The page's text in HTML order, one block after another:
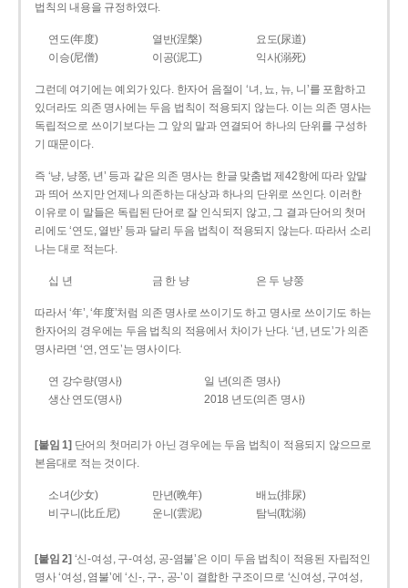
법칙의 내용을 규정하였다.
연도(年度) 열반(涅槃)
요도(尿道)
이승(尼僧)
이공(泥工) 익사(溺死)
그런데 여기에는 예외가 있다. 한자어 음절이 ‘녀, 뇨, 뉴, 니’를 포함하고
있더라도 의존 명사에는 두음 법칙이 적용되지 않는다. 이는 의존 명사는
독립적으로 쓰이기보다는 그 앞의 말과 연결되어 하나의 단위를 구성하
기 때문이다.
즉 ‘냥, 냥쭝, 년’ 등과 같은 의존 명사는 한글 맞춤법 제42항에 따라 앞말
과 띄어 쓰지만 언제나 의존하는 대상과 하나의 단위로 쓰인다. 이러한
이유로 이 말들은 독립된 단어로 잘 인식되지 않고, 그 결과 단어의 첫머
리에도 ‘연도, 열반’ 등과 달리 두음 법칙이 적용되지 않는다. 따라서 소리
나는 대로 적는다.
십 년 금 한 냥 은 두 냥쭝
따라서 ‘年’, ‘年度’처럼 의존 명사로 쓰이기도 하고 명사로 쓰이기도 하는
한자어의 경우에는 두음 법칙의 적용에서 차이가 난다. ‘년, 년도’가 의존
명사라면 ‘연, 연도’는 명사이다.
연 강수량(명사)
일 년(의존 명사)
생산 연도(명사)
2018 년도(의존 명사)
[붙임 1] 단어의 첫머리가 아닌 경우에는 두음 법칙이 적용되지 않으므로
본음대로 적는 것이다.
소녀(少女) 만년(晩年)
배뇨(排尿)
비구니(比丘尼)
운니(雲泥) 탐닉(耽溺)
[붙임 2] ‘신-여성, 구-여성, 공-염불’은 이미 두음 법칙이 적용된 자립적인
명사 ‘여성, 염불’에 ‘신-, 구-, 공-’이 결합한 구조이므로 ‘신여성, 구여성,